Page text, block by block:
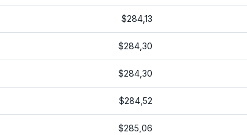
$284,13
$284,30
$284,30
$284,52
$285,06